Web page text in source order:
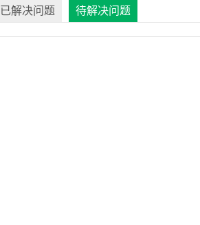
已解决问题 待解决问题